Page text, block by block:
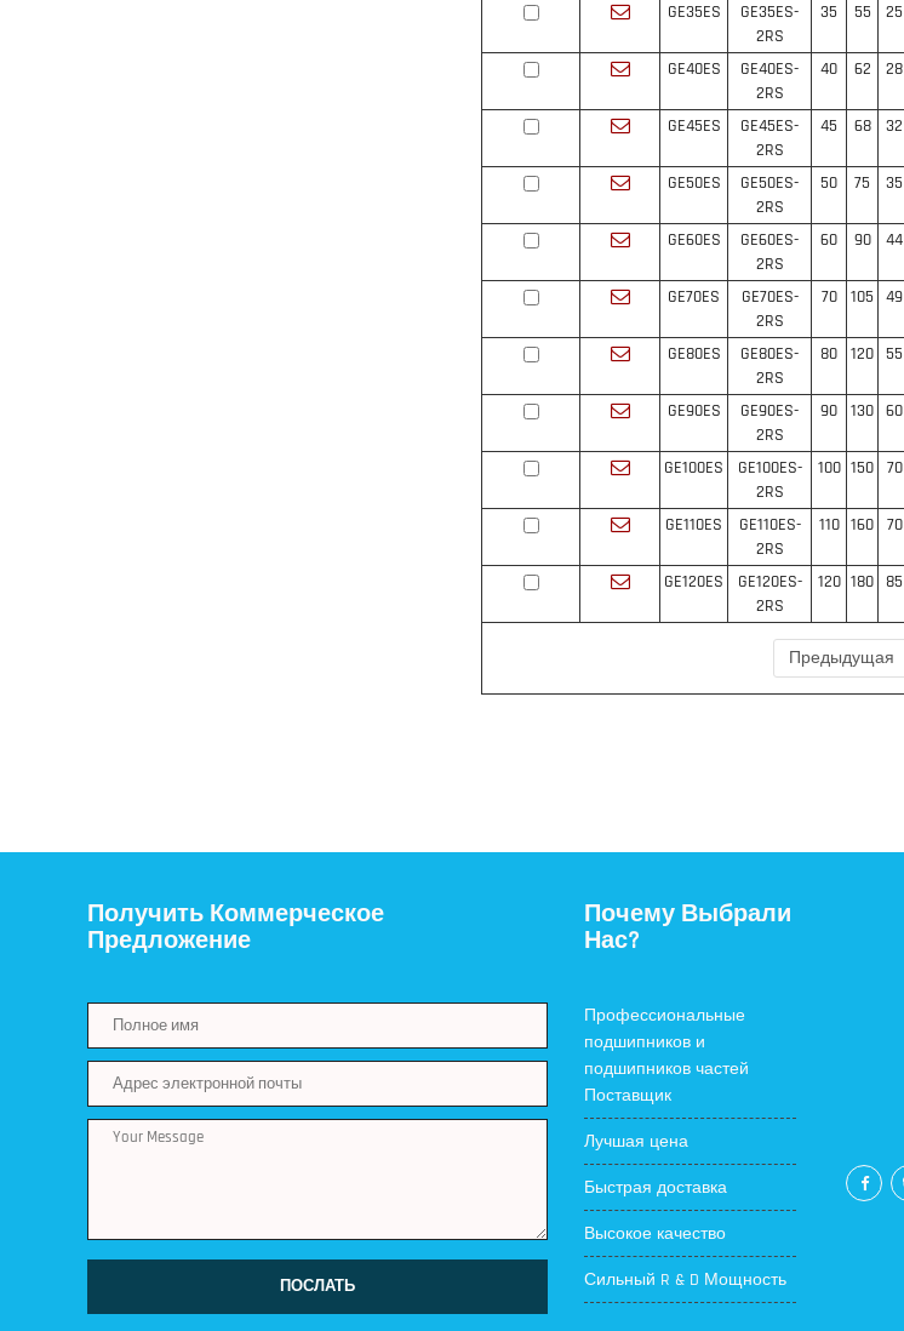
GE35ES
GE35ES-
2RS
35 55 25
GE40ES
GE40ES-
2RS
40 62 28
GE45ES
GE45ES-
2RS
45 68 32
GE50ES
GE50ES-
2RS
50 75 35
GE60ES
GE60ES-
2RS
60 90 44
GE70ES
GE70ES-
2RS
70 105 49
GE80ES
GE80ES-
2RS
80 120 55
GE90ES
GE90ES-
2RS
90 130 60
GE100ES
GE100ES-
2RS
100 150 70
GE110ES
GE110ES-
2RS
110 160 70
GE120ES
GE120ES-
2RS
120 180 85
Предыдущая
Получить Коммерческое
Предложение
ПОСЛАТЬ
Почему Выбрали
Нас?
Профессиональные
подшипников и
подшипников частей
Поставщик
Лучшая цена
Быстрая доставка
Высокое качество
Сильный R & D Мощность